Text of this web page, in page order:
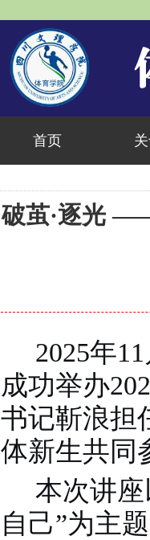
首页
破茧·逐光
2025年11
成功举办
书记靳浪担
体新生共同
本次讲
自己”为主